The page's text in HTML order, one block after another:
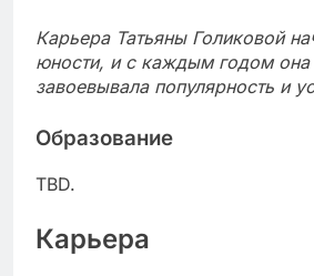
Карьера Татьяны Голиковой
юности, и с каждым годом
завоевывала популярность и
Образование
TBD.
Карьера